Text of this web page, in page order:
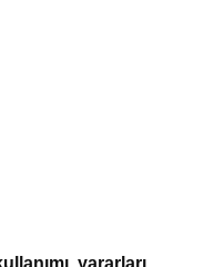
yararları